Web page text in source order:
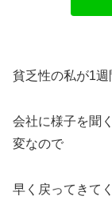
貧乏性の私が1週
会社に様子を聞
変なので
早く戻ってきて